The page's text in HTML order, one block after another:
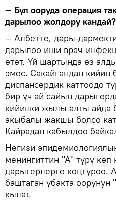
— Бул ооруда операция
дарылоо жолдору кандай?
— Албетте, дары-
дарылоо иши врач-
өтөт. Үй шартында өз
эмес. Сакайгандан кийин
диспансердик каттоодо
бир үч ай сайын
кийинки жылы алты айда
акыбалы жакшы болсо
Кайрадан кабылдоо
Негизи
менингиттин "А" түрү көп
дарыгерлерге коңгуроо.
баштаган убакта
кылат.